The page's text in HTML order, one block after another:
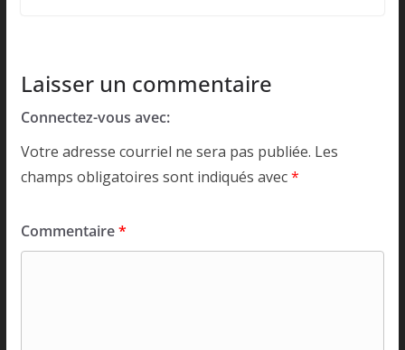
Laisser un commentaire
Connectez-vous avec:
Votre adresse courriel ne sera pas publiée. Les
champs obligatoires sont indiqués avec*
Commentaire*